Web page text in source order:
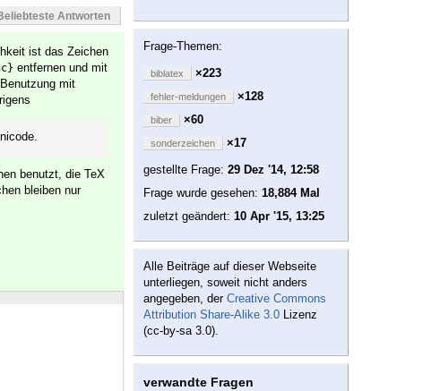
Antworten
ist das Zeichen
entfernen und mit
mit
benutzt, die TeX
bleiben nur
Frage-Themen:
biblatex ×223
fehler-meldungen ×128
biber ×60
sonderzeichen
×17
gestellte Frage: 29 Dez '14, 12:58
Frage wurde gesehen: 18,884 Mal
zuletzt geändert: 10 Apr '15, 13:25
Alle Beiträge auf dieser Webseite
unterliegen, soweit nicht anders
angegeben, der Creative Commons
Attribution Share-Alike 3.0 Lizenz
(cc-by-sa 3.0).
verwandte Fragen